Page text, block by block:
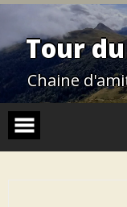
Skip
contentTour
Chaine